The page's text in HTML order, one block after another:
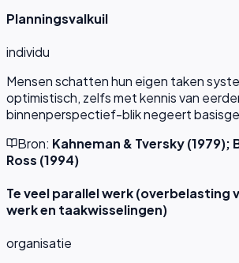
Planningsvalkuil
individu
Mensen schatten hun eigen taken
optimistisch, zelfs met kennis van
binnenperspectief-blik negeert
Bron: Kahneman & Tversky (1979);
Ross (1994)
Te veel parallel werk (overbelasting
werk en taakwisselingen)
organisatie